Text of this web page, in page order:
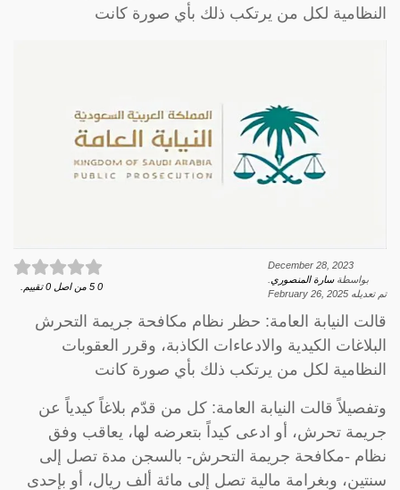
النظامية لكل من يرتكب ذلك بأي صورة كانت
December 28, 2023
بواسطةسارة المنصوري
تم تعديله February 26, 2025
0
5 من اصل 0 تقييم.
قالت النيابة العامة: حظر نظام مكافحة جريمة التحرش
البلاغات الكيدية والادعاءات الكاذبة، وقرر العقوبات
النظامية لكل من يرتكب ذلك بأي صورة كانت
وتفصيلاً قالت النيابة العامة: كل من قدّم بلاغاً كيدياً عن
جريمة تحرش، أو ادعى كيداً بتعرضه لها، يعاقب وفق
نظام -مكافحة جريمة التحرش- بالسجن مدة تصل إلى
سنتين، وبغرامة مالية تصل إلى مائة ألف ريال، أو بإحدى